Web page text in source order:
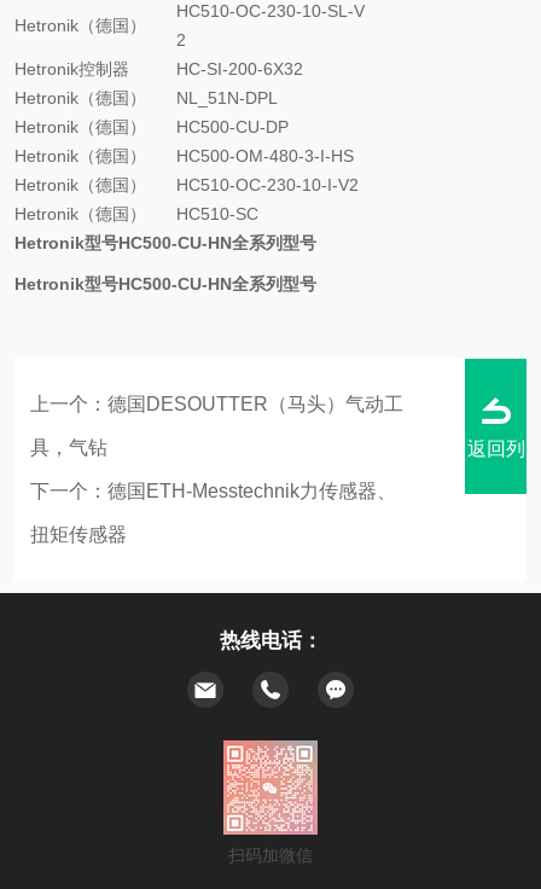
Hetronik（德国）
HC510-OC-230-10-SL-V
2
Hetronik控制器
HC-SI-200-6X32
Hetronik（德国）
NL_51N-DPL
Hetronik（德国）
HC500-CU-DP
Hetronik（德国）
HC500-OM-480-3-I-HS
Hetronik（德国）
HC510-OC-230-10-I-V2
Hetronik（德国）
HC510-SC
Hetronik型号HC500-CU-HN全系列型号
Hetronik型号HC500-CU-HN全系列型号
上一个： 德国DESOUTTER（马头）气动工
具，气钻
下一个： 德国ETH-Messtechnik力传感器、
扭矩传感器
返回列
热线电话：
扫码加微信